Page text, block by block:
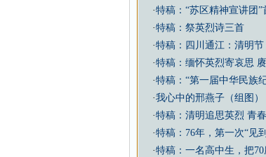
·特稿：“苏区精神宣讲团”
·特稿：祭英烈诗三首
·特稿：四川通江：清明节
·特稿：缅怀英烈寄哀思
·特稿：“第一届中华民族
·我心中的邢燕子（组图）
·特稿：清明追思英烈 青
·特稿：76年，第一次“见
·特稿：一名高中生，把